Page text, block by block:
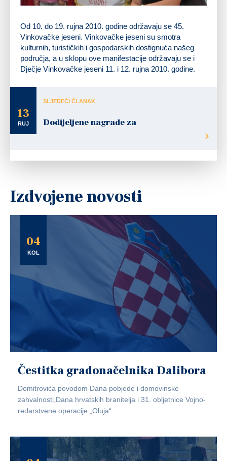
Od 10. do 19. rujna 2010. godine održavaju se 45.
Vinkovačke jeseni. Vinkovačke jeseni su smotra
kulturnih, turističkih i gospodarskih dostignuća našeg
područja, a u sklopu ove manifestacije održavaju se i
Dječje Vinkovačke jeseni 11. i 12. rujna 2010. godine.
13
RUJ
SLJEDEĆI ČLANAK
Dodijeljene nagrade za
Izdvojene novosti
04
KOL
Čestitka gradonačelnika Dalibora
Domitrovića povodom Dana pobjede i domovinske
zahvalnosti,Dana hrvatskih branitelja i 31. obljetnice Vojno-
redarstvene operacije „Oluja“